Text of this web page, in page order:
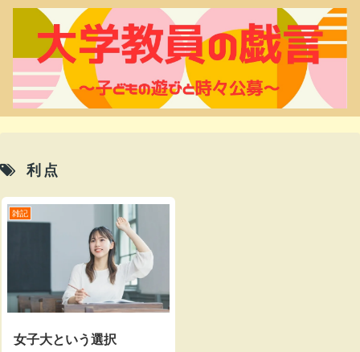
利点
雑記
女子大という選択